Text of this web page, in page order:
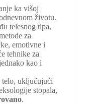
ka višoj
životu.
telesnog tipa,
za
emotivne i
tehnike za
kao i
telo, uključujući
stopala,
.